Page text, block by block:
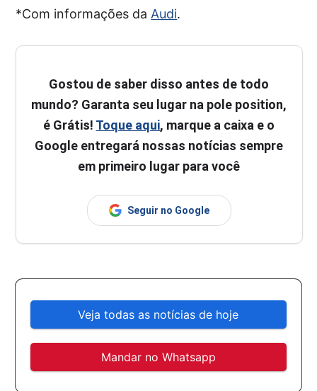
*Com informações daAudi.
Gostou de saber disso antes de todo
mundo? Garanta seu lugar na pole position,
é Grátis! Toque aqui, marque a caixa e o
Google entregará nossas notícias sempre
em primeiro lugar para você
Seguir no Google
Veja todas as notícias de hoje
Mandar no Whatsapp